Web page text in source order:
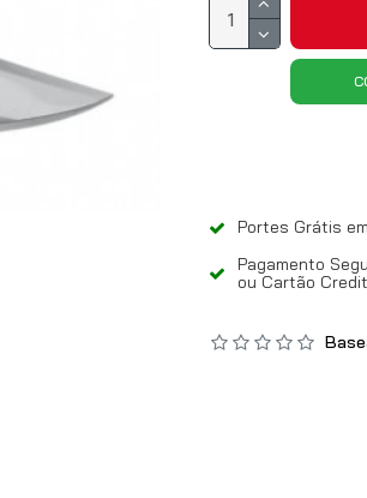
Portes Grátis
Pagamento
ou Cartão